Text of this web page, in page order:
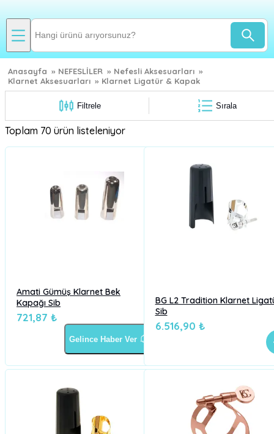
Anasayfa » NEFESLİLER » Nefesli Aksesuarları »
Klarnet Aksesuarları » Klarnet Ligatür & Kapak
Filtrele Sırala
Toplam 70 ürün listeleniyor
Amati Gümüş Klarnet Bek
Kapağı Sib
721,87 ₺
Gelince Haber Ver
BG L2 Tradition Klarnet
Sib
6.516,90 ₺